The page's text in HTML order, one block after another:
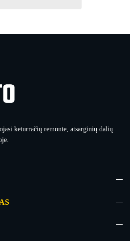
keturračių remonte, atsarginių dalių